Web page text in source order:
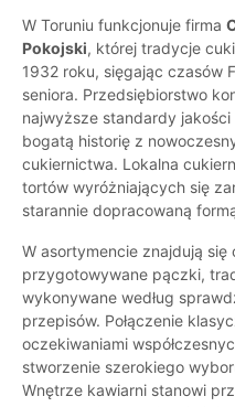
W Toruniu funkcjonuje firma
Pokojski, której tradycje
1932 roku, sięgając czasów
seniora. Przedsiębiorstwo
najwyższe standardy jakości
bogatą historię z
cukiernictwa. Lokalna
tortów wyróżniających się
starannie dopracowaną
W asortymencie znajdują się
przygotowywane pączki,
wykonywane według
przepisów. Połączenie
oczekiwaniami
stworzenie szerokiego
Wnętrze kawiarni stanowi